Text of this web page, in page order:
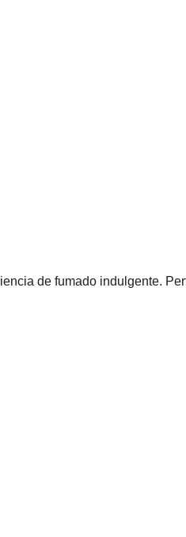
de fumado indulgente.